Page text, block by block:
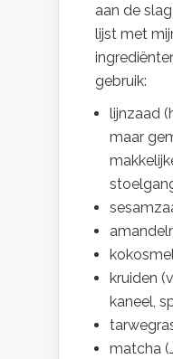
aan de
lijst met
gebruik:
lijnzaad
maar
kruiden
kaneel,
matcha